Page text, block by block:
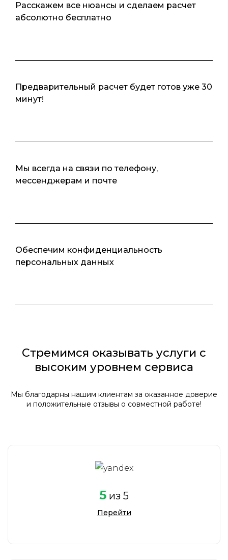
Наталья Руськина
Руководитель
Расскажем все нюансы и сделаем расчет
абсолютно бесплатно
Предварительный расчет будет готов уже 30
минут!
Мы всегда на связи по телефону,
мессенджерам и почте
Обеспечим конфиденциальность
персональных данных
Стремимся оказывать услуги с
высоким уровнем сервиса
Мы благодарны нашим клиентам за оказанное доверие
и положительные отзывы о совместной работе!
5 из 5
Перейти